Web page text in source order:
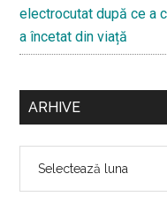
electrocutat după ce a
a încetat din viață
ARHIVE